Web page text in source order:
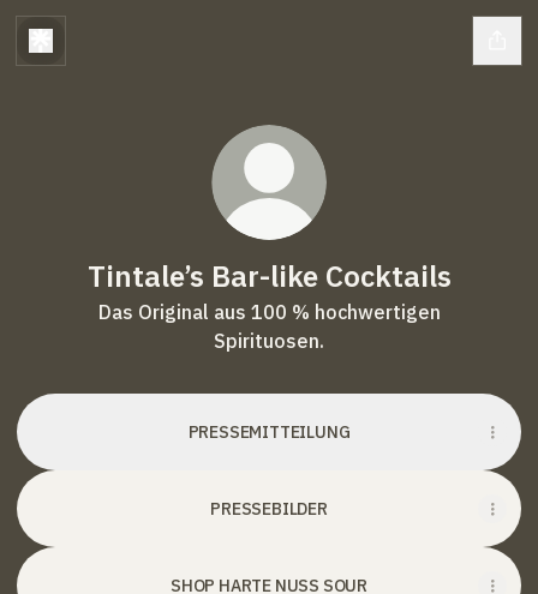
Tintale’s Bar-like Cocktails
Das Original aus 100 % hochwertigen
Spirituosen.
PRESSEMITTEILUNG
PRESSEBILDER
SHOP HARTE NUSS SOUR